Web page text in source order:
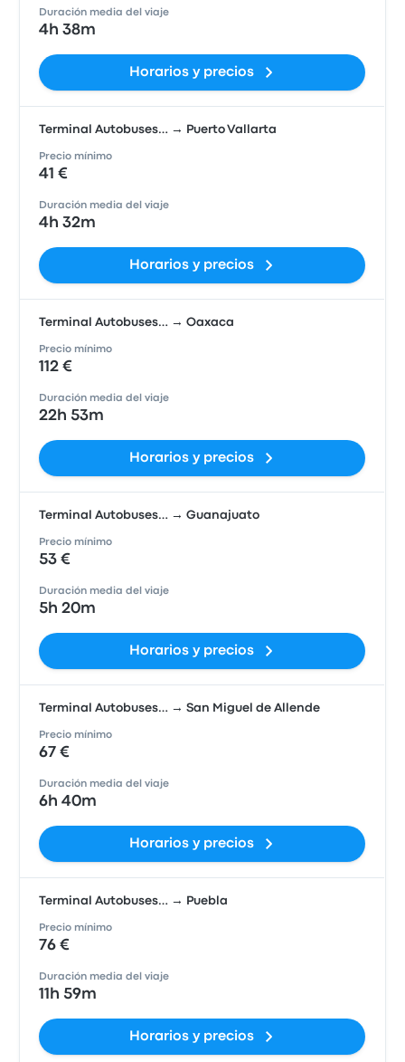
Duración media del viaje
4h 38m
Horarios y precios
Terminal Autobuses… → Puerto Vallarta
Precio mínimo
41 €
Duración media del viaje
4h 32m
Horarios y precios
Terminal Autobuses… → Oaxaca
Precio mínimo
112 €
Duración media del viaje
22h 53m
Horarios y precios
Terminal Autobuses… → Guanajuato
Precio mínimo
53 €
Duración media del viaje
5h 20m
Horarios y precios
Terminal Autobuses… → San Miguel de Allende
Precio mínimo
67 €
Duración media del viaje
6h 40m
Horarios y precios
Terminal Autobuses… → Puebla
Precio mínimo
76 €
Duración media del viaje
11h 59m
Horarios y precios